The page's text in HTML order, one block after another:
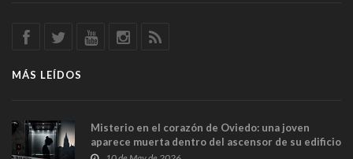
MÁS LEÍDOS
Misterio en el corazón de Oviedo: una joven
aparece muerta dentro del ascensor de su edificio
y las cámaras captan sus últimos minutos